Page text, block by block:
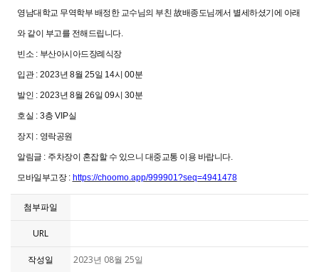
영남대학교 무역학부 배정한 교수님의 부친 故배종도님께서 별세하셨기에 아래
와 같이 부고를 전해드립니다.
빈소 : 부산아시아드장례식장
입관 : 2023년 8월 25일 14시 00분
발인 : 2023년 8월 26일 09시 30분
호실 : 3층 VIP실
장지 : 영락공원
알림글 : 주차장이 혼잡할 수 있으니 대중교통 이용 바랍니다.
모바일부고장 : https://choomo.app/999901?seq=4941478
첨부파일
URL
작성일 2023년 08월 25일